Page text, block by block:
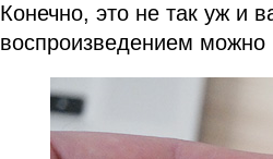
Конечно, это не так уж и
воспроизведением можно